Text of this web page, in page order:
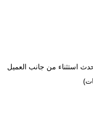
استثناء من جانب العميل